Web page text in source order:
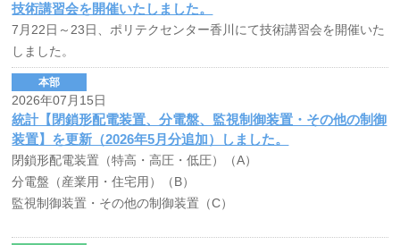
技術講習会を開催いたしました。
7月22日～23日、ポリテクセンター香川にて技術講習会を開催いた
しました。
本部
2026年07月15日
統計【閉鎖形配電装置、分電盤、監視制御装置・その他の制御
装置】を更新（2026年5月分追加）しました。
閉鎖形配電装置（特高・高圧・低圧）（A）
分電盤（産業用・住宅用）（B）
監視制御装置・その他の制御装置（C）